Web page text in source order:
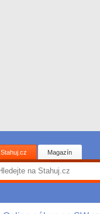
Stahuj.cz Magazín